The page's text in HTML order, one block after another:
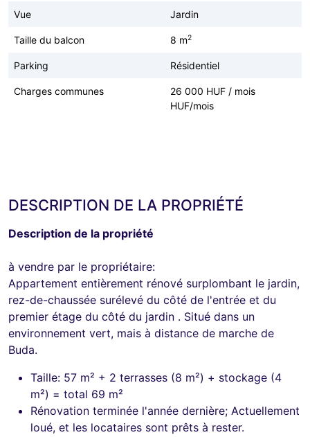
Vue Jardin
Taille du balcon 8 m2
Parking Résidentiel
Charges communes
26 000 HUF / mois
HUF/mois
DESCRIPTION DE LA PROPRIÉTÉ
Description de la propriété
à vendre par le propriétaire:
Appartement entièrement rénové surplombant le jardin,
rez-de-chaussée surélevé du côté de l'entrée et du
premier étage du côté du jardin . Situé dans un
environnement vert, mais à distance de marche de
Buda.
Taille: 57 m² + 2 terrasses (8 m²) + stockage (4
m²) = total 69 m²
Rénovation terminée l'année dernière; Actuellement
loué, et les locataires sont prêts à rester.